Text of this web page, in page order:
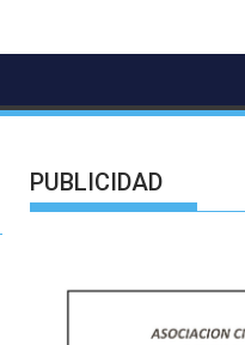
PUBLICIDAD